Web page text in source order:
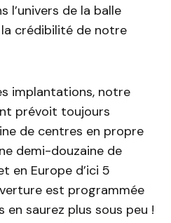
l’univers de la balle
crédibilité de notre
implantations, notre
prévoit toujours
de centres en propre
demi-douzaine de
en Europe d’ici 5
est programmée
en saurez plus sous peu !